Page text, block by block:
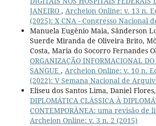
JANEIRO , Archeion Online: v. 13 n.
(2025): X CNA - Congresso Nacional
Manuela Eugênio Maia, Sânderson
Suerde Miranda de Oliveira Brito,
Costa, Maria do Socorro Fernandes
ORGANIZAÇÃO INFORMACIONAL
SANGUE , Archeion Online: v. 10 n.
(2022): V Semana Nacional de
Eliseu dos Santos Lima, Daniel Flores,
DIPLOMÁTICA CLÁSSICA À
CONTEMPORÂNEA: uma revisão de
Archeion Online: v. 3 n. 2 (2015)